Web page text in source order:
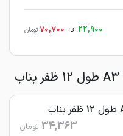
22,900 تا 70,700 تومان
34,363 تومان